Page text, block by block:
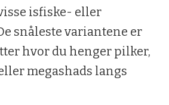
isfiske- eller
snåleste variantene er
hvor du henger pilker,
megashads langs